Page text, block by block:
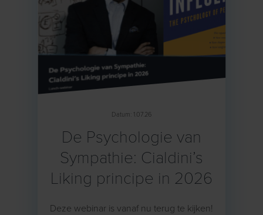
Datum: 1.07.26
De Psychologie van
Sympathie: Cialdini’s
Liking principe in 2026
Deze webinar is vanaf nu terug te kijken!